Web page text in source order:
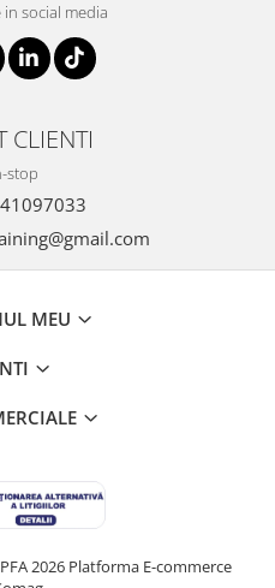
social media
CLIENTI
stop
MEU
2026 Platforma E-commerce